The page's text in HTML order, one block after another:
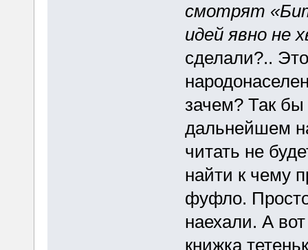
смотрят
идей явно не
сделали?..
зачем? Так
дальнейшем
читать не
найти к чему
фуфло.
наехали. А
книжка